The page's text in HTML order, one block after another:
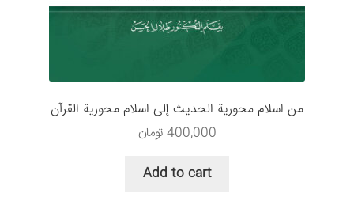
قوانین و مقررات
من اسلام محورية الحديث إلى اسلام محورية القرآن
400,000 تومان
Add to cart